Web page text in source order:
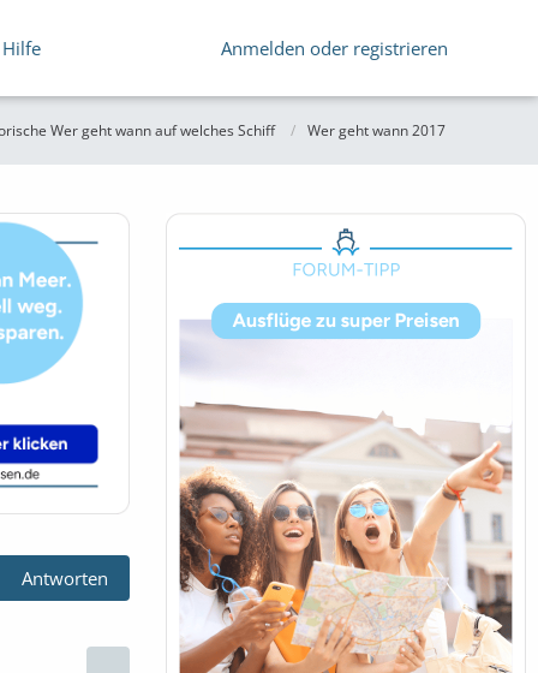
Hilfe Anmelden oder registrieren
Wer geht wann auf welches Schiff Wer geht wann 2017
Antworten